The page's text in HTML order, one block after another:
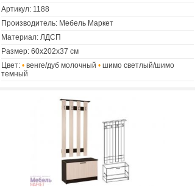
Артикул: 1188
Производитель: Мебель Маркет
Материал: ЛДСП
Размер: 60х202х37 см
Цвет: • венге/дуб молочный • шимо светлый/шимо
темный